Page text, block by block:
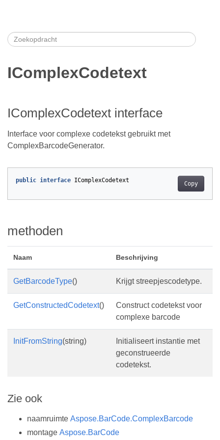
IComplexCodetext
IComplexCodetext interface
Interface voor complexe codetekst gebruikt met
ComplexBarcodeGenerator.
Copy
public interface IComplexCodetext
methoden
Naam Beschrijving
GetBarcodeType() Krijgt streepjescodetype.
GetConstructedCodetext()
Construct codetekst voor
complexe barcode
InitFromString(string)
Initialiseert instantie met
geconstrueerde
codetekst.
Zie ook
naamruimte Aspose.BarCode.ComplexBarcode
montage Aspose.BarCode